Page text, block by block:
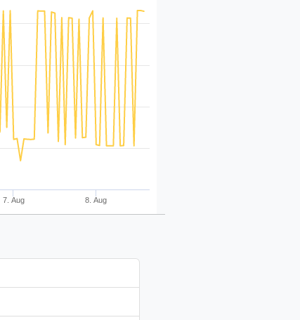
7. Aug 8. Aug